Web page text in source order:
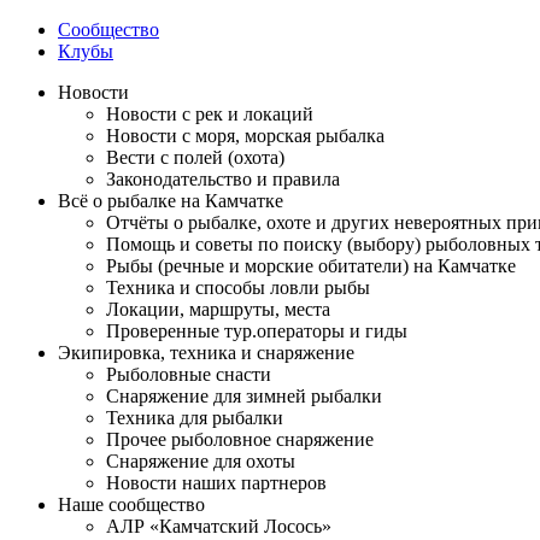
Сообщество
Клубы
Новости
Новости с рек и локаций
Новости с моря, морская рыбалка
Вести с полей (охота)
Законодательство и правила
Всё о рыбалке на Камчатке
Отчёты о рыбалке, охоте и других невероятных
Помощь и советы по поиску (выбору) рыболовных
Рыбы (речные и морские обитатели) на Камчатке
Техника и способы ловли рыбы
Локации, маршруты, места
Проверенные тур.операторы и гиды
Экипировка, техника и снаряжение
Рыболовные снасти
Снаряжение для зимней рыбалки
Техника для рыбалки
Прочее рыболовное снаряжение
Снаряжение для охоты
Новости наших партнеров
Наше сообщество
АЛР «Камчатский Лосось»